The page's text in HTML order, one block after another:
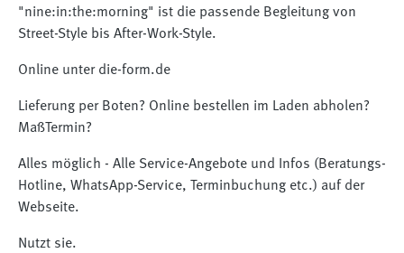
"nine:in:the:morning" ist die passende Begleitung von
Street-Style bis After-Work-Style.
Online unter die-form.de
Lieferung per Boten? Online bestellen im Laden abholen?
MaßTermin?
Alles möglich - Alle Service-Angebote und Infos (Beratungs-
Hotline, WhatsApp-Service, Terminbuchung etc.) auf der
Webseite.
Nutzt sie.